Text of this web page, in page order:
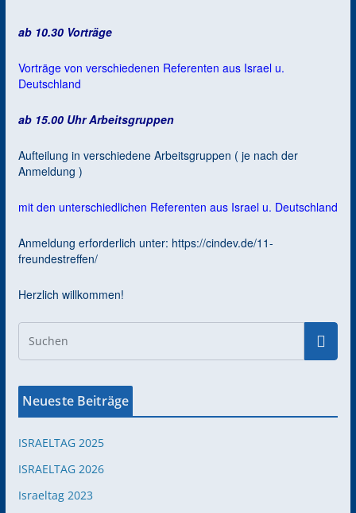
ab 10.30 Vorträge
Vorträge von verschiedenen Referenten aus Israel u.
Deutschland
ab 15.00 Uhr Arbeitsgruppen
Aufteilung in verschiedene Arbeitsgruppen ( je nach der
Anmeldung )
mit den unterschiedlichen Referenten aus Israel u. Deutschland
Anmeldung erforderlich unter: https://cindev.de/11-
freundestreffen/
Herzlich willkommen!
Neueste Beiträge
ISRAELTAG 2025
ISRAELTAG 2026
Israeltag 2023